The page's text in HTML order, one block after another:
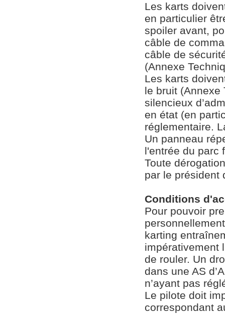
Les karts
en particulier
spoiler avant,
câble de
câble de
(Annexe
Les karts
le bruit (Annexe
silencieux
en état (en
réglementaire.
Un panneau
l'entrée du parc
Toute
par le président
Conditions
Pour pouvoir
karting
impérativement
de rouler. Un
dans une AS
n’ayant pas
Le pilote doit
correspondant